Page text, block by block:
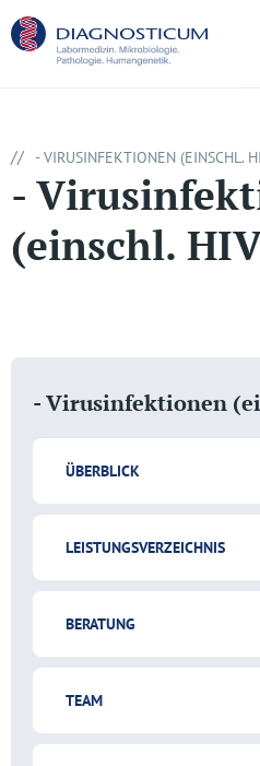
- Virusinfektionen
ÜBERBLICK
LEISTUNGSVERZEICHNIS
BERATUNG
TEAM
// - VIRUSINFEKTIONEN (EINSCHL.
-
(einschl.